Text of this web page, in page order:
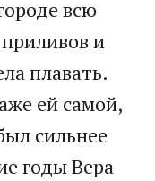
всю
и
плавать.
ей самой,
сильнее
годы Вера